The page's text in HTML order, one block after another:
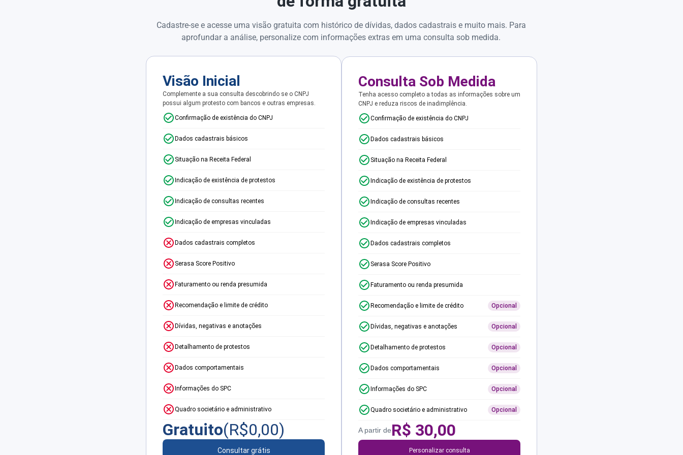
Cadastre-se e acesse uma visão gratuita com histórico de dívidas, dados cadastrais e muito mais. Para
aprofundar a análise, personalize com informações extras em uma consulta sob medida.
Visão Inicial
Complemente a sua consulta descobrindo se o CNPJ
possui algum protesto com bancos e outras empresas.
Confirmação de existência do CNPJ
Dados cadastrais básicos
Situação na Receita Federal
Indicação de existência de protestos
Indicação de consultas recentes
Indicação de empresas vinculadas
Dados cadastrais completos
Serasa Score Positivo
Faturamento ou renda presumida
Recomendação e limite de crédito
Dívidas, negativas e anotações
Detalhamento de protestos
Dados comportamentais
Informações do SPC
Quadro societário e administrativo
Gratuito(R$0,00)
Consultar grátis
Consulta Sob Medida
Tenha acesso completo a todas as informações sobre um
CNPJ e reduza riscos de inadimplência.
Confirmação de existência do CNPJ
Dados cadastrais básicos
Situação na Receita Federal
Indicação de existência de protestos
Indicação de consultas recentes
Indicação de empresas vinculadas
Dados cadastrais completos
Serasa Score Positivo
Faturamento ou renda presumida
Recomendação e limite de crédito Opcional
Dívidas, negativas e anotações Opcional
Detalhamento de protestos Opcional
Dados comportamentais Opcional
Informações do SPC Opcional
Quadro societário e administrativo Opcional
A partir deR$ 30,00
Personalizar consulta